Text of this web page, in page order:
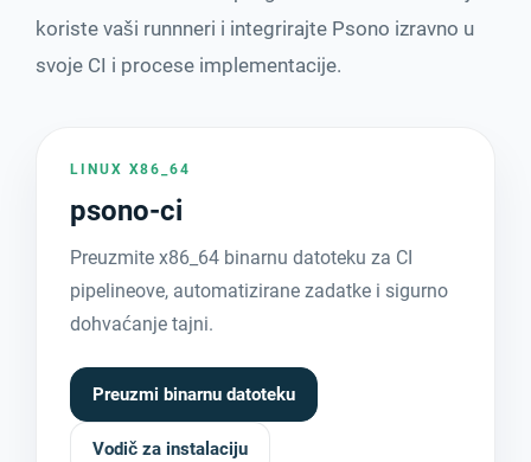
koriste vaši runnneri i integrirajte Psono izravno u
svoje CI i procese implementacije.
LINUX X86_64
psono-ci
Preuzmite x86_64 binarnu datoteku za CI
pipelineove, automatizirane zadatke i sigurno
dohvaćanje tajni.
Preuzmi binarnu datoteku
Vodič za instalaciju